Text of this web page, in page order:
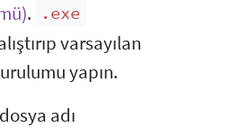
. .exe
varsayılan
yapın.
adı